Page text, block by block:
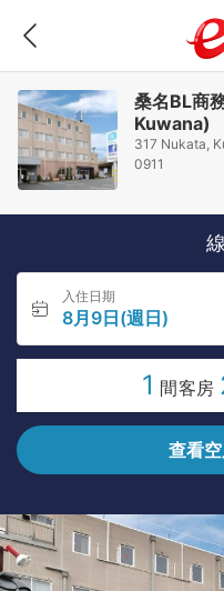
桑名BL商
Kuwana)
317 Nukata,
0911
入住日期
8月9日(週日)
1 間客房
查看